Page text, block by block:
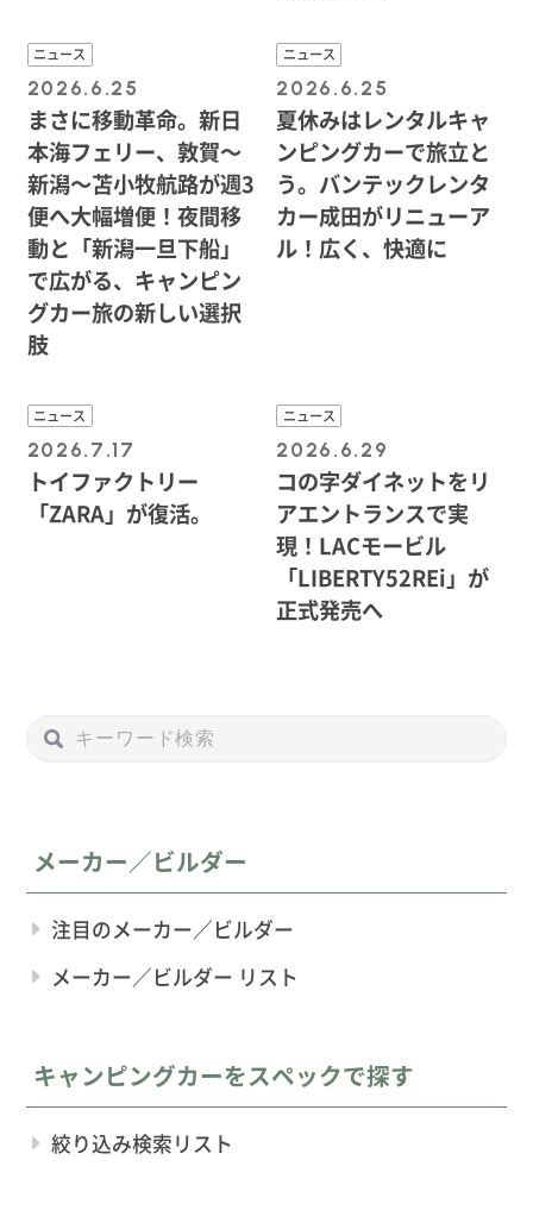
ニュース
2026.6.25
まさに移動革命。新日
本海フェリー、敦賀〜
新潟〜苫小牧航路が週3
便へ大幅増便！夜間移
動と「新潟一旦下船」
で広がる、キャンピン
グカー旅の新しい選択
肢
ニュース
2026.6.25
夏休みはレンタルキャ
ンピングカーで旅立と
う。バンテックレンタ
カー成田がリニューア
ル！広く、快適に
ニュース
2026.7.17
トイファクトリー
「ZARA」が復活。
ニュース
2026.6.29
コの字ダイネットをリ
アエントランスで実
現！LACモービル
「LIBERTY52REi」が
正式発売へ
メーカー／ビルダー
注目のメーカー／ビルダー
メーカー／ビルダー リスト
キャンピングカーをスペックで探す
絞り込み検索リスト